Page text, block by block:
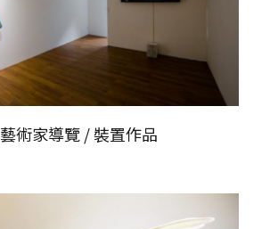
藝術家導覽 / 裝置作品